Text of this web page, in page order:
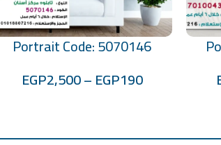
تحديد أحد الخيارات
Portrait Code: 5070146
EGP190
–
EGP2,500